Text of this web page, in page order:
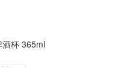
杯 365ml